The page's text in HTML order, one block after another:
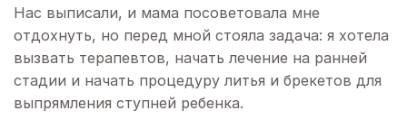
Нас выписали, и мама посоветовала мне
отдохнуть, но перед мной стояла задача: я хотела
вызвать терапевтов, начать лечение на ранней
стадии и начать процедуру литья и брекетов для
выпрямления ступней ребенка.